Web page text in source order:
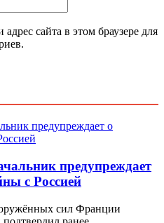
сайта в этом браузере для
предупреждает
с Россией
сил Франции